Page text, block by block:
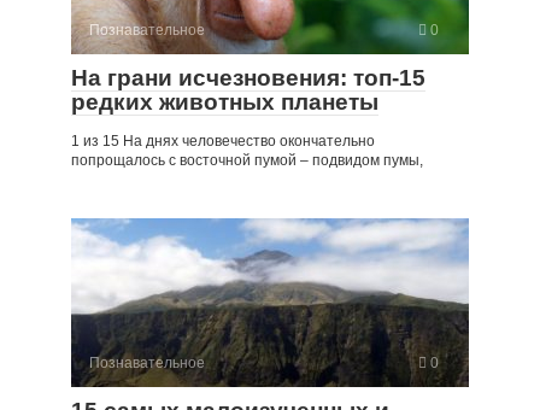
Познавательное 0
На грани исчезновения: топ-15
редких животных планеты
1 из 15 На днях человечество окончательно
попрощалось с восточной пумой – подвидом пумы,
Познавательное 0